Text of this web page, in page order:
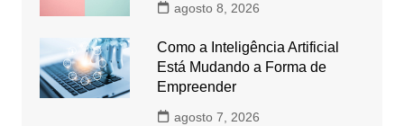
agosto 8, 2026
Como a Inteligência Artificial
Está Mudando a Forma de
Empreender
agosto 7, 2026